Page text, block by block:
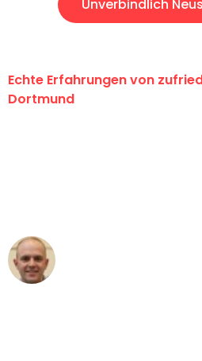
Unverbindlich
Echte Erfahrungen von
Dortmund